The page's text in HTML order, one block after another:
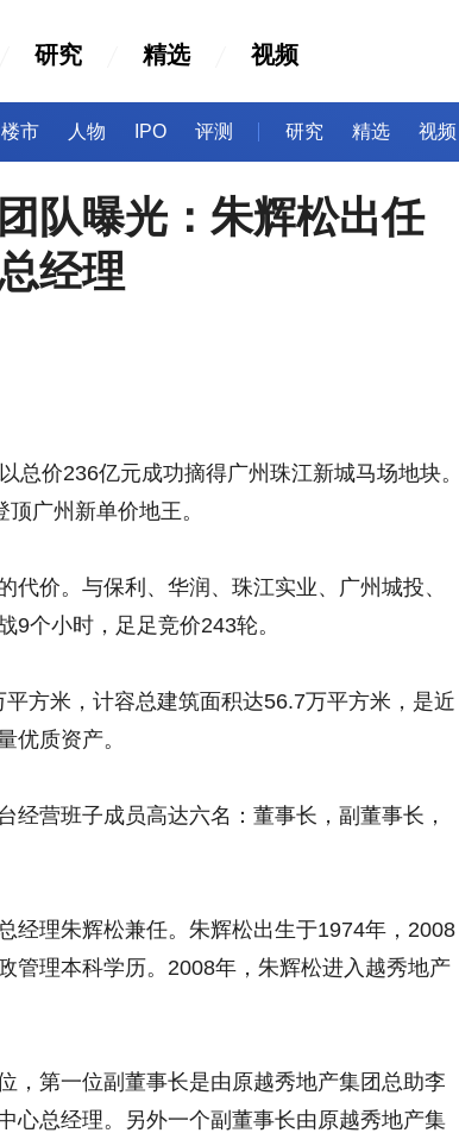
研究 精选 视频
楼市 人物 IPO 评测 研究 精选 视频
队曝光：朱辉松出任
经理
总价236亿元成功摘得广州珠江新城马场地块。
广州新单价地王。
代价。与保利、华润、珠江实业、广州城投、
9个小时，足足竞价243轮。
方米，计容总建筑面积达56.7万平方米，是近
优质资产。
经营班子成员高达六名：董事长，副董事长，
经理朱辉松兼任。朱辉松出生于1974年，2008
管理本科学历。2008年，朱辉松进入越秀地产
，第一位副董事长是由原越秀地产集团总助李
心总经理。另外一个副董事长由原越秀地产集